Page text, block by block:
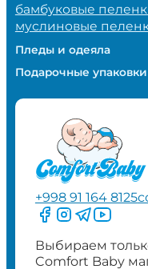
бамбуковые
муслиновые
Пледы и одеяла
Подарочные упаковки
+998 91 164 8125
Следите за
Следите за
Следите
Выбираем
Comfort Baby